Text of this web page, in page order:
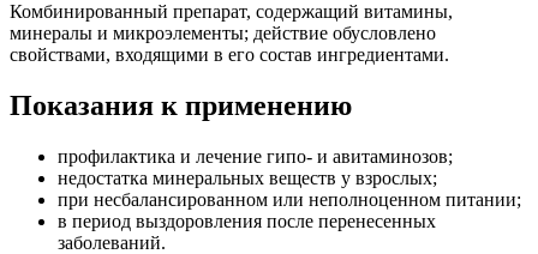
Комбинированный препарат, содержащий витамины,
минералы и микроэлементы; действие обусловлено
свойствами, входящими в его состав ингредиентами.
Показания к применению
профилактика и лечение гипо- и авитаминозов;
недостатка минеральных веществ у взрослых;
при несбалансированном или неполноценном питании;
в период выздоровления после перенесенных
заболеваний.